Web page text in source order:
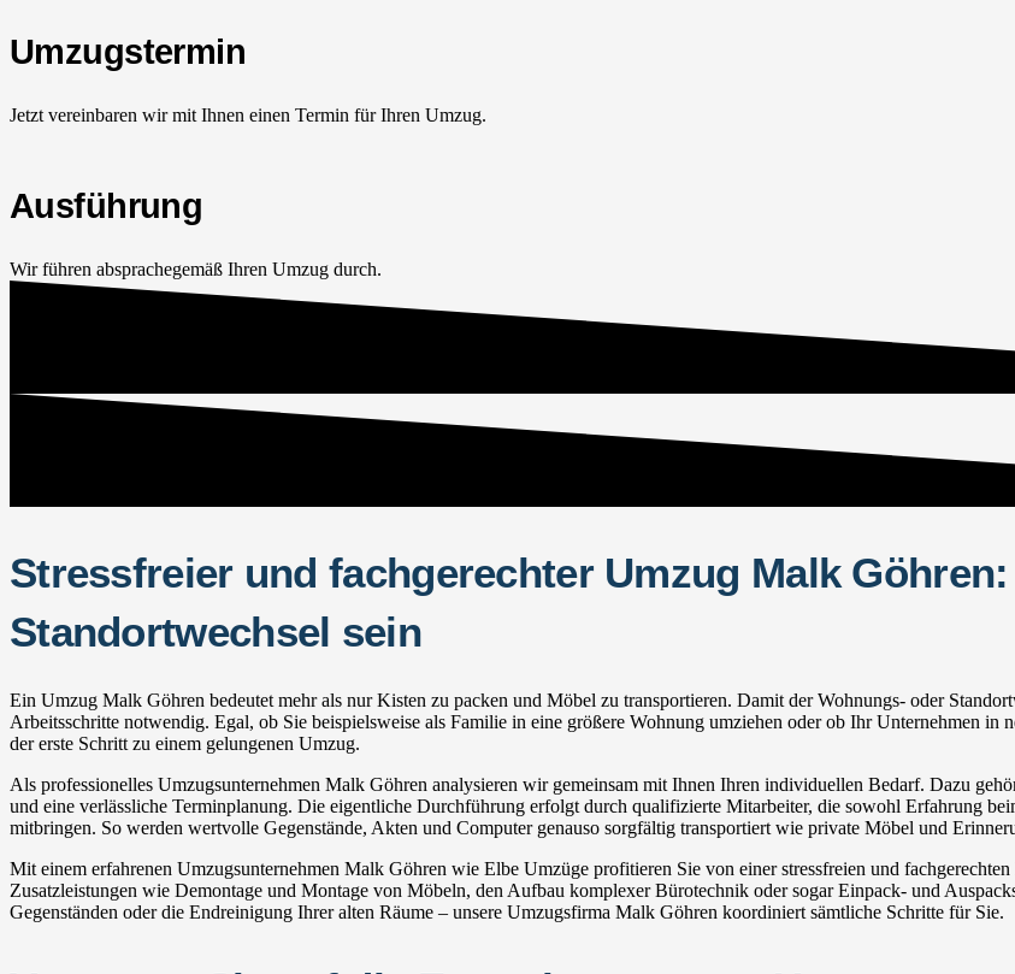
Umzugstermin
Jetzt vereinbaren wir mit Ihnen einen Termin für Ihren Umzug.
Ausführung
Wir führen absprachegemäß Ihren Umzug durch.
Stressfreier und fachgerechter Umzug Malk
Standortwechsel sein
Ein Umzug Malk Göhren bedeutet mehr als nur Kisten zu packen und Möbel zu transportieren. Damit der Wohnungs- oder
Arbeitsschritte notwendig. Egal, ob Sie beispielsweise als Familie in eine größere Wohnung umziehen oder ob Ihr Unternehmen
der erste Schritt zu einem gelungenen Umzug.
Als professionelles Umzugsunternehmen Malk Göhren analysieren wir gemeinsam mit Ihnen Ihren individuellen Bedarf. Dazu
und eine verlässliche Terminplanung. Die eigentliche Durchführung erfolgt durch qualifizierte Mitarbeiter, die sowohl Erfahrung
mitbringen. So werden wertvolle Gegenstände, Akten und Computer genauso sorgfältig transportiert wie private Möbel und
Mit einem erfahrenen Umzugsunternehmen Malk Göhren wie Elbe Umzüge profitieren Sie von einer stressfreien und
Zusatzleistungen wie Demontage und Montage von Möbeln, den Aufbau komplexer Bürotechnik oder sogar Einpack- und
Gegenständen oder die Endreinigung Ihrer alten Räume – unsere Umzugsfirma Malk Göhren koordiniert sämtliche Schritte für Sie.